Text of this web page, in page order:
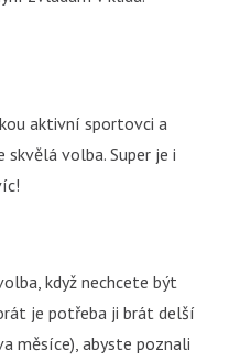
aktivní sportovci a
volba. Super je i
když nechcete být
je potřeba ji brát delší
měsíce), abyste poznali